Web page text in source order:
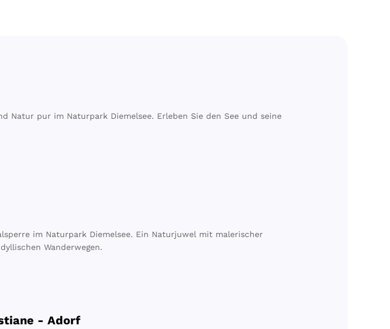
Natur pur im Naturpark Diemelsee. Erleben Sie den See und seine
im Naturpark Diemelsee. Ein Naturjuwel mit malerischer
Wanderwegen.
- Adorf